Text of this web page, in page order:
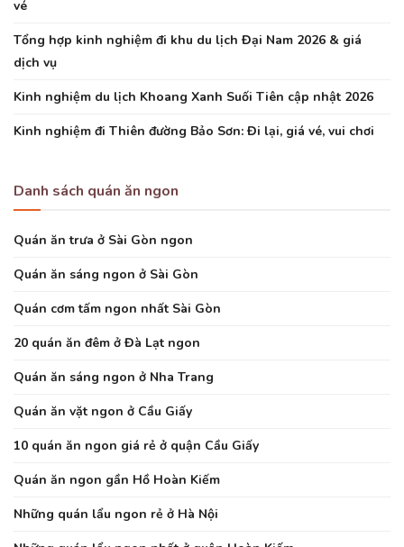
vé
Tổng hợp kinh nghiệm đi khu du lịch Đại Nam 2026 & giá
dịch vụ
Kinh nghiệm du lịch Khoang Xanh Suối Tiên cập nhật 2026
Kinh nghiệm đi Thiên đường Bảo Sơn: Đi lại, giá vé, vui chơi
Danh sách quán ăn ngon
Quán ăn trưa ở Sài Gòn ngon
Quán ăn sáng ngon ở Sài Gòn
Quán cơm tấm ngon nhất Sài Gòn
20 quán ăn đêm ở Đà Lạt ngon
Quán ăn sáng ngon ở Nha Trang
Quán ăn vặt ngon ở Cầu Giấy
10 quán ăn ngon giá rẻ ở quận Cầu Giấy
Quán ăn ngon gần Hồ Hoàn Kiếm
Những quán lẩu ngon rẻ ở Hà Nội